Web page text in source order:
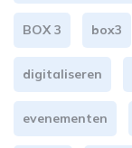
BOX 3 box3
digitaliseren
evenementen